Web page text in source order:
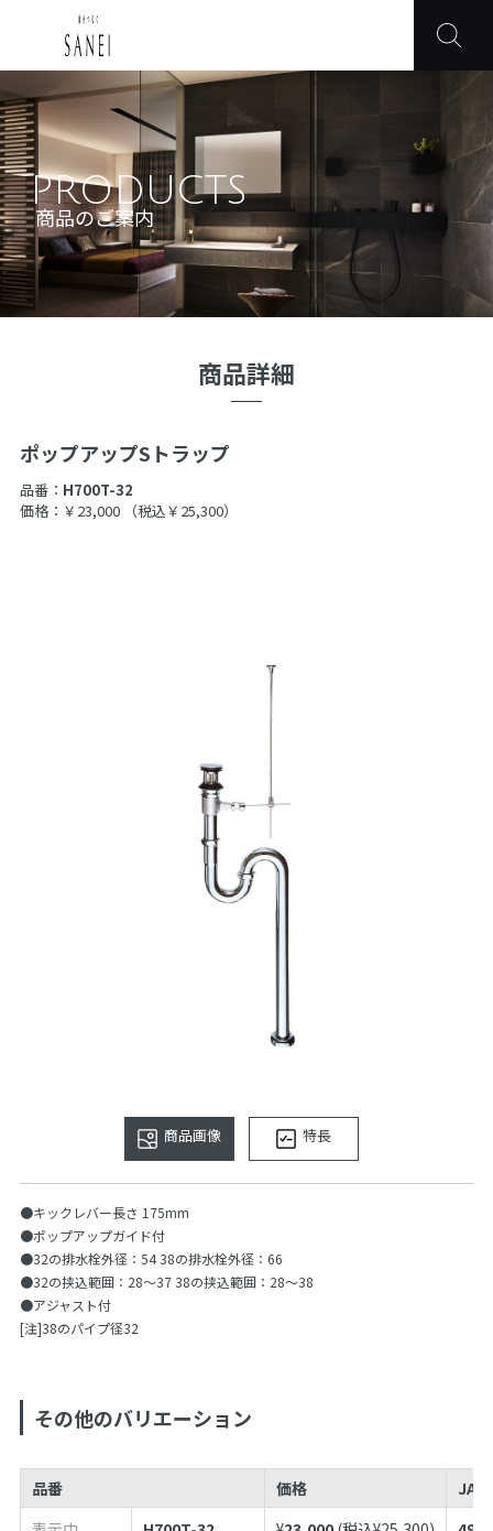
PRODUCTS
商品のご案内
商品詳細
ポップアップSトラップ
品番： H700T-32
価格：￥23,000
（税込￥25,300）
商品画像 特長
●キックレバー長さ 175mm
●ポップアップガイド付
●32の排水栓外径：54 38の排水栓外径：66
●32の挟込範囲：28〜37 38の挟込範囲：28〜38
●アジャスト付
[注]38のパイプ径32
その他のバリエーション
品番 価格
JAN